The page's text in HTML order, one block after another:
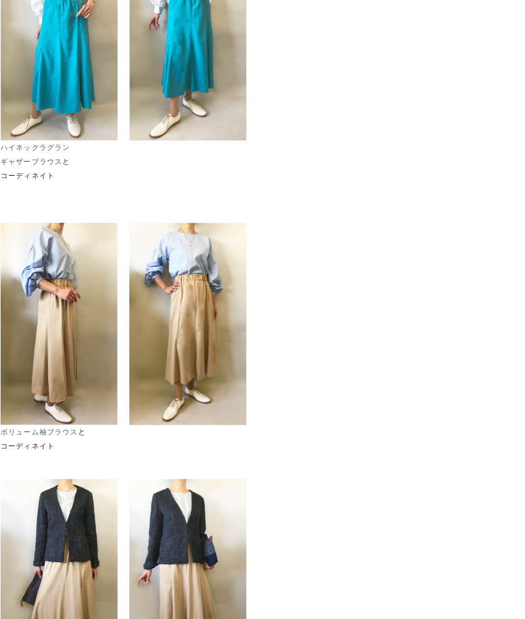
ハイネックラグラン
ギャザーブラウス と
コーディネイト
ボリューム袖ブラウス と
コーディネイト